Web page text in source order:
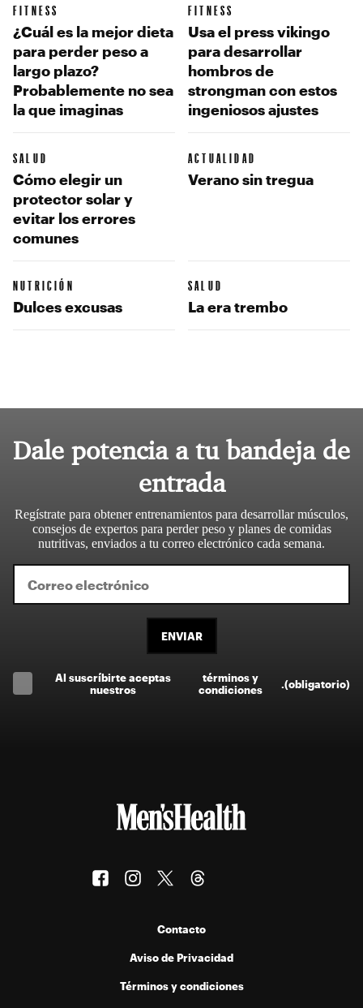
FITNESS
¿Cuál es la mejor dieta
para perder peso a
largo plazo?
Probablemente no sea
la que imaginas
FITNESS
Usa el press vikingo
para desarrollar
hombros de
strongman con estos
ingeniosos ajustes
SALUD
Cómo elegir un
protector solar y
evitar los errores
comunes
ACTUALIDAD
Verano sin tregua
NUTRICIÓN
Dulces excusas
SALUD
La era trembo
Dale potencia a tu bandeja de
entrada
Regístrate para obtener entrenamientos para desarrollar músculos,
consejos de expertos para perder peso y planes de comidas
nutritivas, enviados a tu correo electrónico cada semana.
ENVIAR
Al suscríbirte aceptas
nuestros
términos y
condiciones
(obligatorio)
Contacto
Aviso de Privacidad
Términos y condiciones